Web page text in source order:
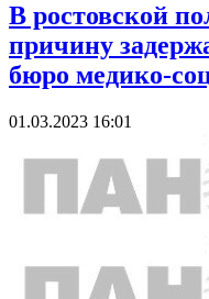
В ростовской
причину
бюро медико-
01.03.2023 16:01